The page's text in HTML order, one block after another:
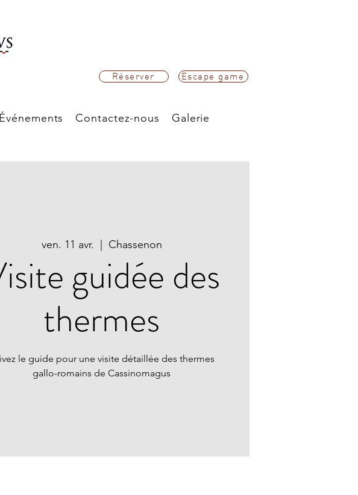
Réserver Escape game
Événements Contactez-nous Galerie
ven. 11 avr.
  |
Chassenon
guidée des
thermes
le guide pour une visite détaillée des thermes
gallo-romains de Cassinomagus